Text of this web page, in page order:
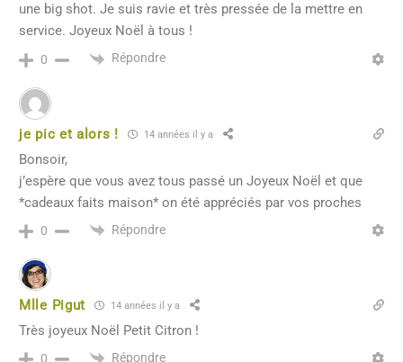
une big shot. Je suis ravie et très pressée de la mettre en
service. Joyeux Noël à tous !
0 Répondre
je pic et alors ! 14 années il y a
Bonsoir,
j’espère que vous avez tous passé un Joyeux Noël et que
*cadeaux faits maison* on été appréciés par vos proches
0 Répondre
Mlle Pigut 14 années il y a
Très joyeux Noël Petit Citron !
0 Répondre